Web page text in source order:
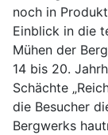
noch in
Einblick in die
Mühen der
14 bis 20.
Schächte
die Besucher
Bergwerks